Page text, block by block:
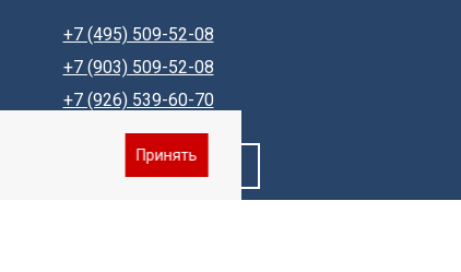
+7 (495) 509-52-08
+7 (903) 509-52-08
+7 (926) 539-60-70
Заказать звонок
Принять